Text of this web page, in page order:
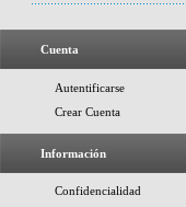
Cuenta
Autentificarse
Crear Cuenta
Información
Confidencialidad